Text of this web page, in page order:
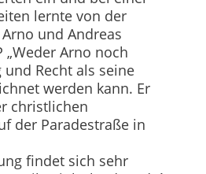
lernte von der
und Andreas
„Weder Arno noch
und Recht als seine
werden kann. Er
christlichen
der Paradestraße in
findet sich sehr